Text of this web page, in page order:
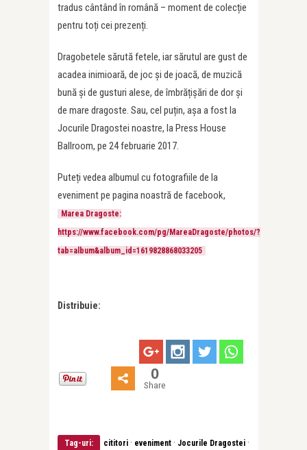
tradus cântând în română – moment de colecție
pentru toți cei prezenți.
Dragobetele sărută fetele, iar sărutul are gust de
acadea inimioară, de joc și de joacă, de muzică
bună și de gusturi alese, de îmbrățișări de dor și
de mare dragoste. Sau, cel puțin, așa a fost la
Jocurile Dragostei noastre, la Press House
Ballroom, pe 24 februarie 2017.
Puteți vedea albumul cu fotografiile de la
eveniment pe pagina noastră de facebook,
Marea Dragoste:
https://www.facebook.com/pg/MareaDragoste/photos/?
tab=album&album_id=1619828868033205
Distribuie:
0
Share
Tag-uri: cititori · eveniment · Jocurile Dragostei ·